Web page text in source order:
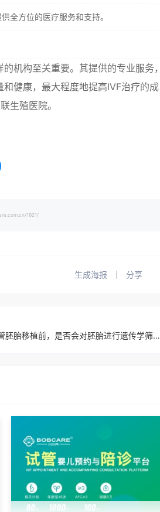
全方位的医疗服务和支持。
机构至关重要。其提供的专业服务，
健康，最大程度地提高IVF治疗的成
生殖医院。
1921/
生成海报 分享
马来西亚捐卵试管胚胎移植前，是否会对胚胎进行遗传学筛查？